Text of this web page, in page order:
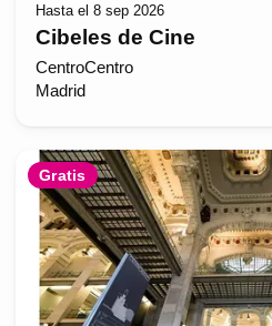
Hasta el 8 sep 2026
Cibeles de Cine
CentroCentro
Madrid
Gratis